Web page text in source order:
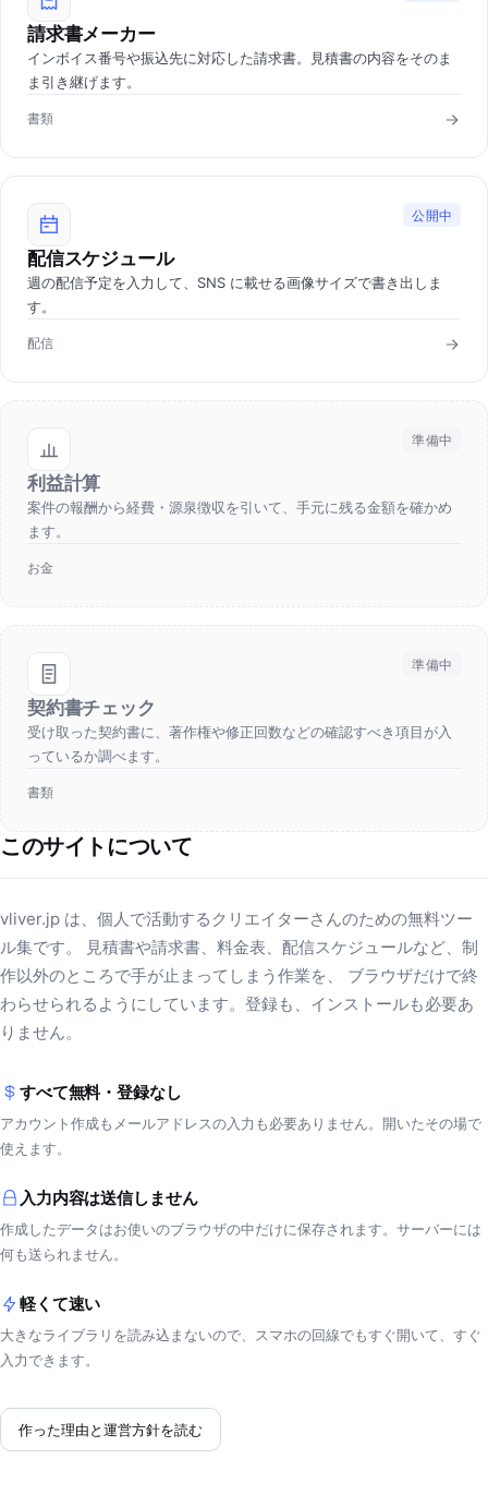
請求書メーカー
インボイス番号や振込先に対応した請求書。見積書の内容をそのま
ま引き継げます。
書類
公開中
配信スケジュール
週の配信予定を入力して、SNS に載せる画像サイズで書き出しま
す。
配信
準備中
利益計算
案件の報酬から経費・源泉徴収を引いて、手元に残る金額を確かめ
ます。
お金
準備中
契約書チェック
受け取った契約書に、著作権や修正回数などの確認すべき項目が入
っているか調べます。
書類
このサイトについて
vliver.jp は、個人で活動するクリエイターさんのための無料ツー
ル集です。 見積書や請求書、料金表、配信スケジュールなど、制
作以外のところで手が止まってしまう作業を、 ブラウザだけで終
わらせられるようにしています。登録も、インストールも必要あ
りません。
すべて無料・登録なし
アカウント作成もメールアドレスの入力も必要ありません。開いたその場で
使えます。
入力内容は送信しません
作成したデータはお使いのブラウザの中だけに保存されます。サーバーには
何も送られません。
軽くて速い
大きなライブラリを読み込まないので、スマホの回線でもすぐ開いて、すぐ
入力できます。
作った理由と運営方針を読む